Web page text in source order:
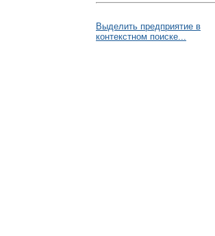
Выделить предприятие в
контекстном поиске...